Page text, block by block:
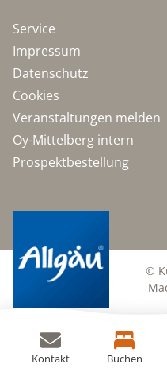
Service
Impressum
Datenschutz
Cookies
Veranstaltungen melden
Oy-Mittelberg intern
Prospektbestellung
©
Kontakt Buchen